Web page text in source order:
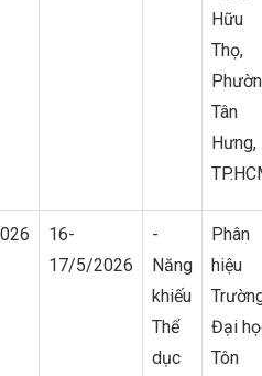
Hữu
Thọ,
Tân
Hưng,
16-
17/5/2026
-
Năng
khiếu
Thể
dục
Phân
hiệu
Đại
Tôn